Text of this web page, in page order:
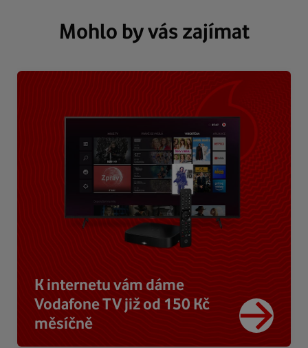
Mohlo by vás zajímat
K internetu vám dáme
Vodafone TV již od 150 Kč
měsíčně